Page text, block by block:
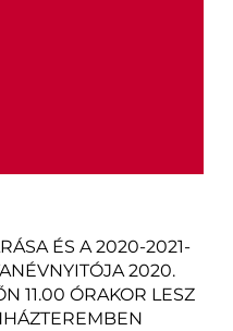
ÉS A 2020-2021-
2020.
11.00 ÓRAKOR LESZ